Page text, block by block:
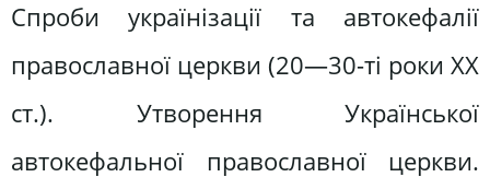
Спроби українізації та автокефалії
православної церкви (20—30-ті роки XX
ст.). Утворення Української
автокефальної православної церкви.